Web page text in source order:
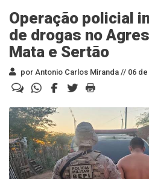
Operação policial
de drogas no
Mata e Sertão
por Antonio Carlos Miranda // 06